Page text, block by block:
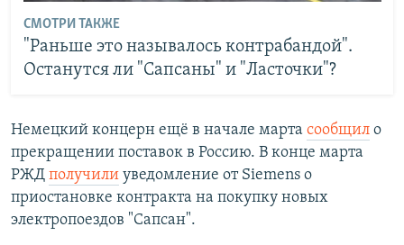
СМОТРИ ТАКЖЕ
"Раньше это называлось контрабандой".
Останутся ли "Сапсаны" и "Ласточки"?
Немецкий концерн ещё в начале марта сообщил о
прекращении поставок в Россию. В конце марта
РЖД получили уведомление от Siemens о
приостановке контракта на покупку новых
электропоездов "Сапсан".